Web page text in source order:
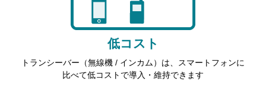
低コスト
トランシーバー（無線機 / インカム）は、スマートフォンに
比べて低コストで導入・維持できます